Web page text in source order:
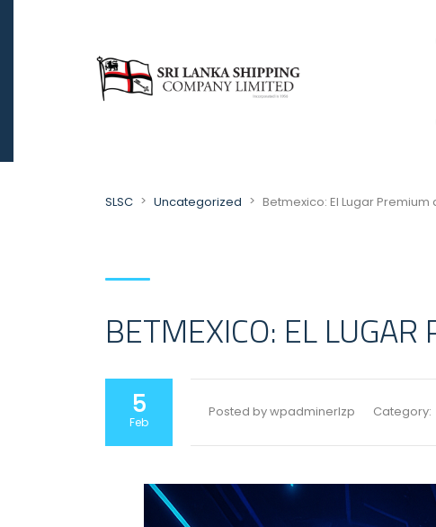
SLSC > Uncategorized > Betmexico: El Lugar
BETMEXICO: EL
5
Feb
Posted by wpadminerlzp Category: